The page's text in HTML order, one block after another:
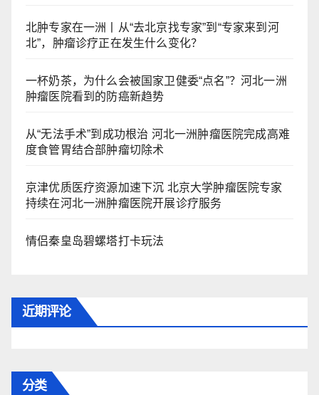
北肿专家在一洲丨从“去北京找专家”到“专家来到河
北”，肿瘤诊疗正在发生什么变化？
一杯奶茶，为什么会被国家卫健委“点名”？河北一洲
肿瘤医院看到的防癌新趋势
从“无法手术”到成功根治 河北一洲肿瘤医院完成高难
度食管胃结合部肿瘤切除术
京津优质医疗资源加速下沉 北京大学肿瘤医院专家
持续在河北一洲肿瘤医院开展诊疗服务
情侣秦皇岛碧螺塔打卡玩法
近期评论
分类